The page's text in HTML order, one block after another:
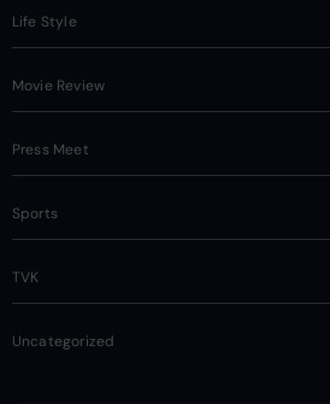
Life Style
Movie Review
Press Meet
Sports
TVK
Uncategorized